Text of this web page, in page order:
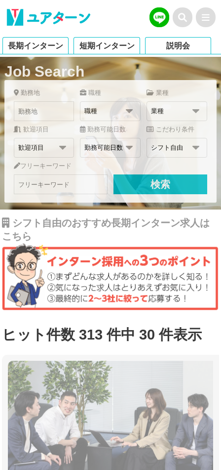
長期インターン 短期インターン 説明会
Job Search
勤務地 職種 業種
歓迎項目 勤務可能日数 こだわり条件
フリーキーワード
シフト自由のおすすめ長期インターン求人は
こちら
ヒット件数 313 件中 30 件表示